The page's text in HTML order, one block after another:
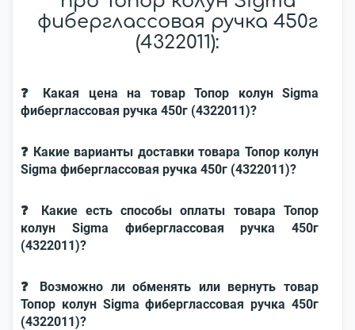
фиберглассовая ручка 450г
(4322011):
❓ Какая цена на товар Топор колун Sigma
фиберглассовая ручка 450г (4322011)?
❓ Какие варианты доставки товара Топор колун
Sigma фиберглассовая ручка 450г (4322011)?
❓ Какие есть способы оплаты товара Топор
колун Sigma фиберглассовая ручка 450г
(4322011)?
❓ Возможно ли обменять или вернуть товар
Топор колун Sigma фиберглассовая ручка 450г
(4322011)?